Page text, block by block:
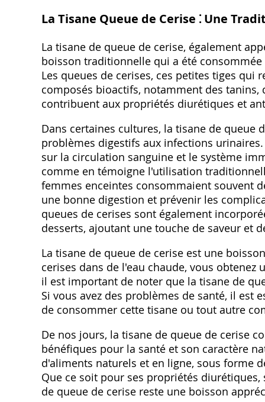
La Tisane Queue de Cerise ⁚ Une
La tisane de queue de cerise‚ également
boisson traditionnelle qui a été
Les queues de cerises‚ ces petites tiges
composés bioactifs‚ notamment des
contribuent aux propriétés diurétiques et
Dans certaines cultures‚ la tisane de
problèmes digestifs aux infections
sur la circulation sanguine et le système
comme en témoigne l'utilisation
femmes enceintes consommaient souvent
une bonne digestion et prévenir les
queues de cerises sont également
desserts‚ ajoutant une touche de saveur et
La tisane de queue de cerise est une
cerises dans de l'eau chaude‚ vous
il est important de noter que la tisane de
Si vous avez des problèmes de santé‚ il
de consommer cette tisane ou tout autre
De nos jours‚ la tisane de queue de cerise
bénéfiques pour la santé et son caractère
d'aliments naturels et en ligne‚ sous forme
Que ce soit pour ses propriétés
de queue de cerise reste une boisson